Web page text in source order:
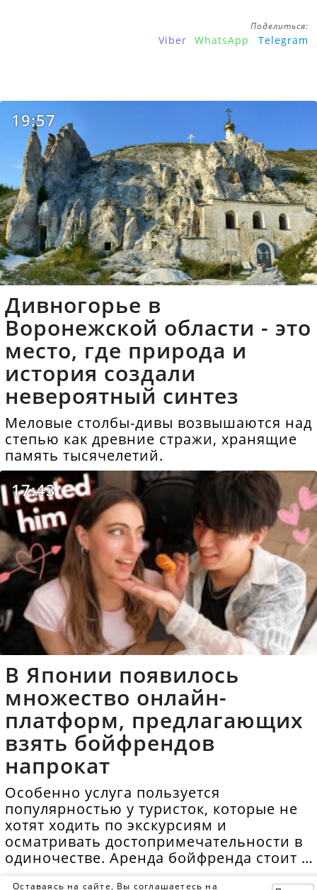
Поделиться:
Viber WhatsApp Telegram
19:57
Дивногорье в
Воронежской области - это
место, где природа и
история создали
невероятный синтез
Меловые столбы-дивы возвышаются над
степью как древние стражи, хранящие
память тысячелетий.
17:43
В Японии появилось
множество онлайн-
платформ, предлагающих
взять бойфрендов
напрокат
Особенно услуга пользуется
популярностью у туристок, которые не
хотят ходить по экскурсиям и
осматривать достопримечательности в
одиночестве. Аренда бойфренда стоит в
Оставаясь на сайте, Вы соглашаетесь на